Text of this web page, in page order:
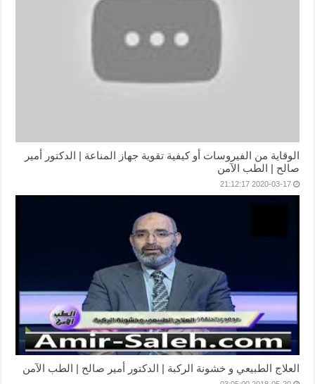
الوقاية من الفيروسات أو كيفية تقوية جهاز المناعة | الدكتور أمير
صالح | الطب الآمن
2020-03-17 21:12:17
العلاج الطبيعي و خشونة الركبة | الدكتور أمير صالح | الطب الآمن